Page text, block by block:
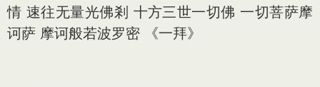
情 速往无量光佛剎 十方三世一切佛 一切菩萨摩
诃萨 摩诃般若波罗密 《一拜》